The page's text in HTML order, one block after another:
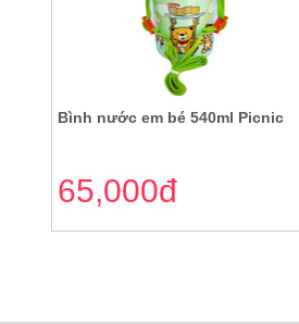
Bình nước em bé 540ml Picnic
65,000đ